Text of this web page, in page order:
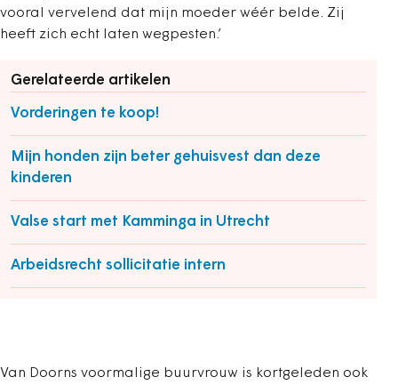
vooral vervelend dat mijn moeder wéér belde. Zij
heeft zich echt laten wegpesten.’
Gerelateerde artikelen
Vorderingen te koop!
Mijn honden zijn beter gehuisvest dan deze
kinderen
Valse start met Kamminga in Utrecht
Arbeidsrecht sollicitatie intern
Van Doorns voormalige buurvrouw is kortgeleden ook